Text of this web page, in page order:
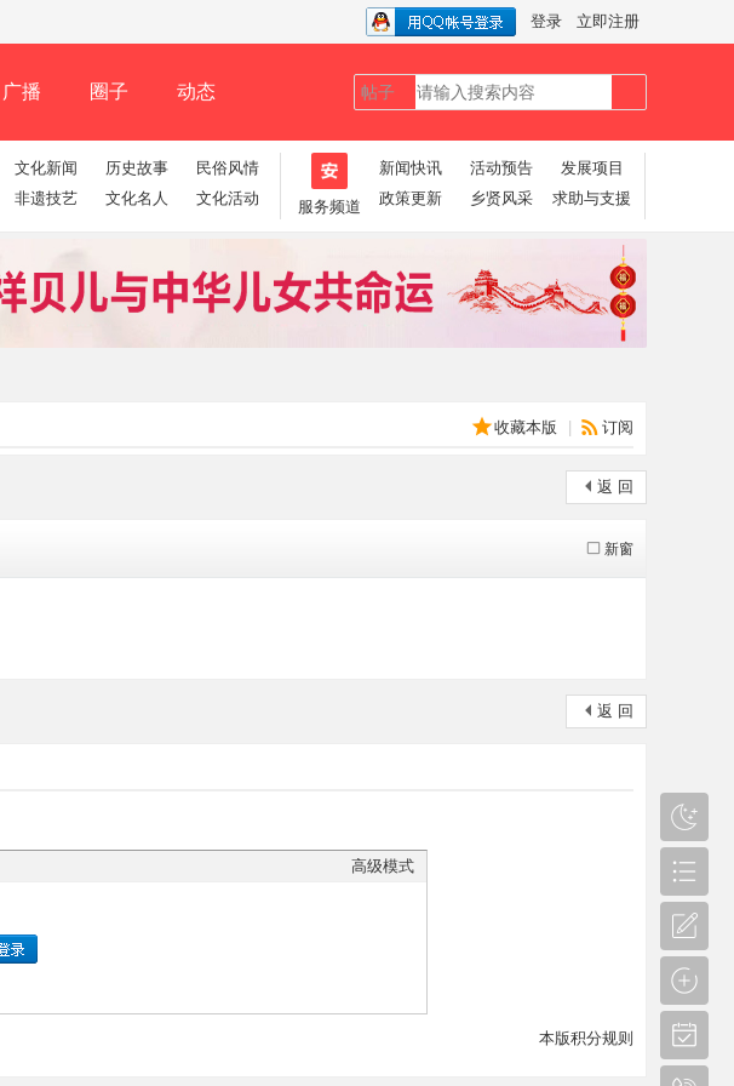
登录 立即注册
广播 圈子 动态 帖子
文化新闻 历史故事
民俗风情
非遗技艺
文化名人 文化活动 服务频道
新闻快讯 活动预告
发展项目
政策更新
乡贤风采 求助与支援
收藏本版 订阅
返 回
新窗
返 回
高级模式
本版积分规则